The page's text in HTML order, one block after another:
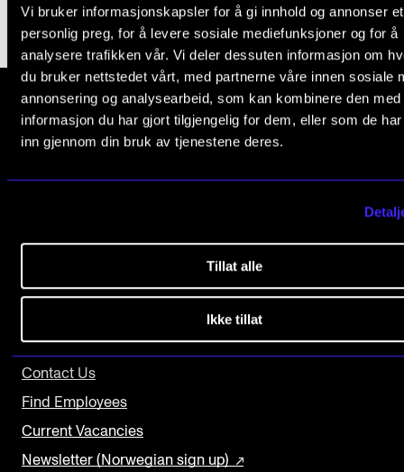
Vi bruker informasjonskapsler for å gi innhold og annonser et
personlig preg, for å levere sosiale mediefunksjoner og for å
analysere trafikken vår. Vi deler dessuten informasjon om
du bruker nettstedet vårt, med partnerne våre innen sosiale
annonsering og analysearbeid, som kan kombinere den med
informasjon du har gjort tilgjengelig for dem, eller som de
inn gjennom din bruk av tjenestene deres.
Tillat alle
Ikke tillat
Find Employees
For Students and Employees
The Student Committee (SUT) (student.nmh.no)
The Norwegian Academy of Music
0369 Oslo, Norway
post@nmh.no
Study Programmes and Courses
Contact Us
Find Employees
Current Vacancies
Newsletter (Norwegian sign up)